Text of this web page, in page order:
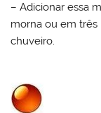
– Adicionar essa
morna ou em três
chuveiro.